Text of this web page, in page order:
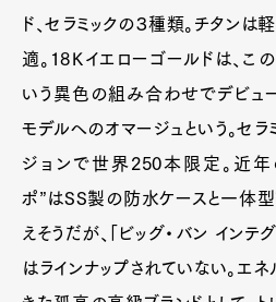
ド、セラミックの３種類。チタン
適。18Ｋイエローゴールドは、こ
いう異色の組み合わせでデビュ
モデルへのオマージュという。セラ
ジョンで世界250本限定。近年
ポ”はSS製の防水ケースと一体型
えそうだが、「ビッグ・バン インテ
はラインナップされていない。エ